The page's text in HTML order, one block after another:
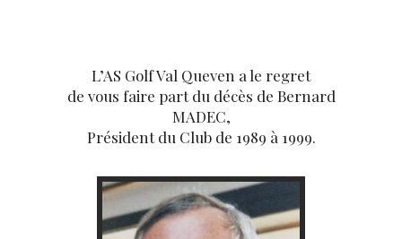
L’AS Golf Val Queven a le regret
de vous faire part du décès de Bernard
MADEC,
Président du Club de 1989 à 1999.